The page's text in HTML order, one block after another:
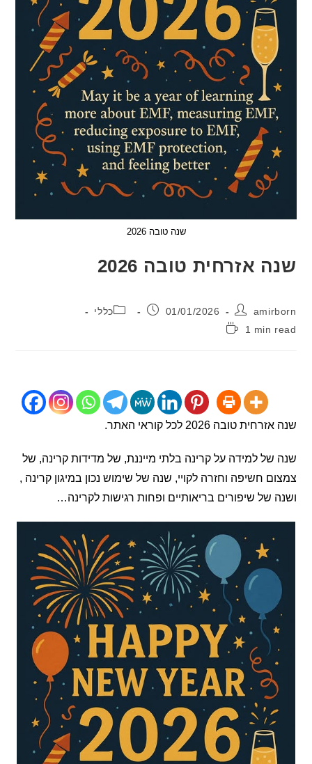
שנה טובה 2026
אזרחית טובה 2026
פורסם:
01/01/2026 קטגוריה:
כללי
1 min
טובה 2026 לכל קוראי האתר.
למידה על קרינה בלתי מייננת, של מדידות קרינה, של
חשיפה וחזרה לקויי, שנה של שימוש נכון במיגון קרינה ,
של שיפורים בריאותיים ופחות רגישות לקרינה…